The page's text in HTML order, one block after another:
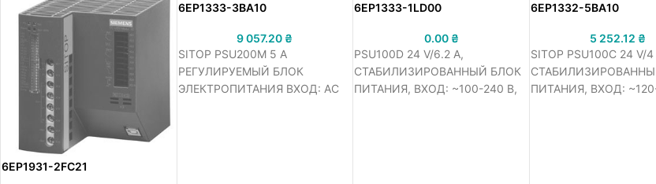
6EP1931-2FC21
6EP1333-3BA10
9 057.20 ₴
SITOP PSU200M 5 A
РЕГУЛИРУЕМЫЙ БЛОК
ЭЛЕКТРОПИТАНИЯ ВХОД: AC
6EP1333-1LD00
0.00 ₴
PSU100D 24 V/6.2 A,
СТАБИЛИЗИРОВАННЫЙ БЛОК
ПИТАНИЯ, ВХОД: ~100-240 В,
6EP1332-5BA10
5 252.12 ₴
SITOP PSU100C 24 V/4
ПИТАНИЯ, ВХОД: